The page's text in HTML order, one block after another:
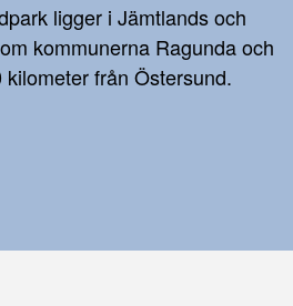
ligger i Jämtlands och
kommunerna Ragunda och
från Östersund.